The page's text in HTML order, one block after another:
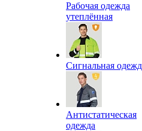
Рабочая одежда
утеплённая
Сигнальная
Антистатическая
одежда